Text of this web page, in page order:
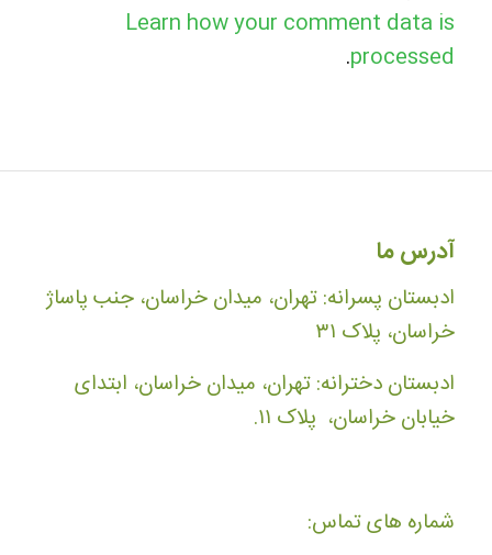
Learn how your comment data is
processed
.
آدرس ما
ادبستان پسرانه: تهران، میدان خراسان، جنب پاساژ
خراسان، پلاک ۳۱
ادبستان دخترانه: تهران، میدان خراسان، ابتدای
خیابان خراسان، پلاک ۱۱.
شماره های تماس: